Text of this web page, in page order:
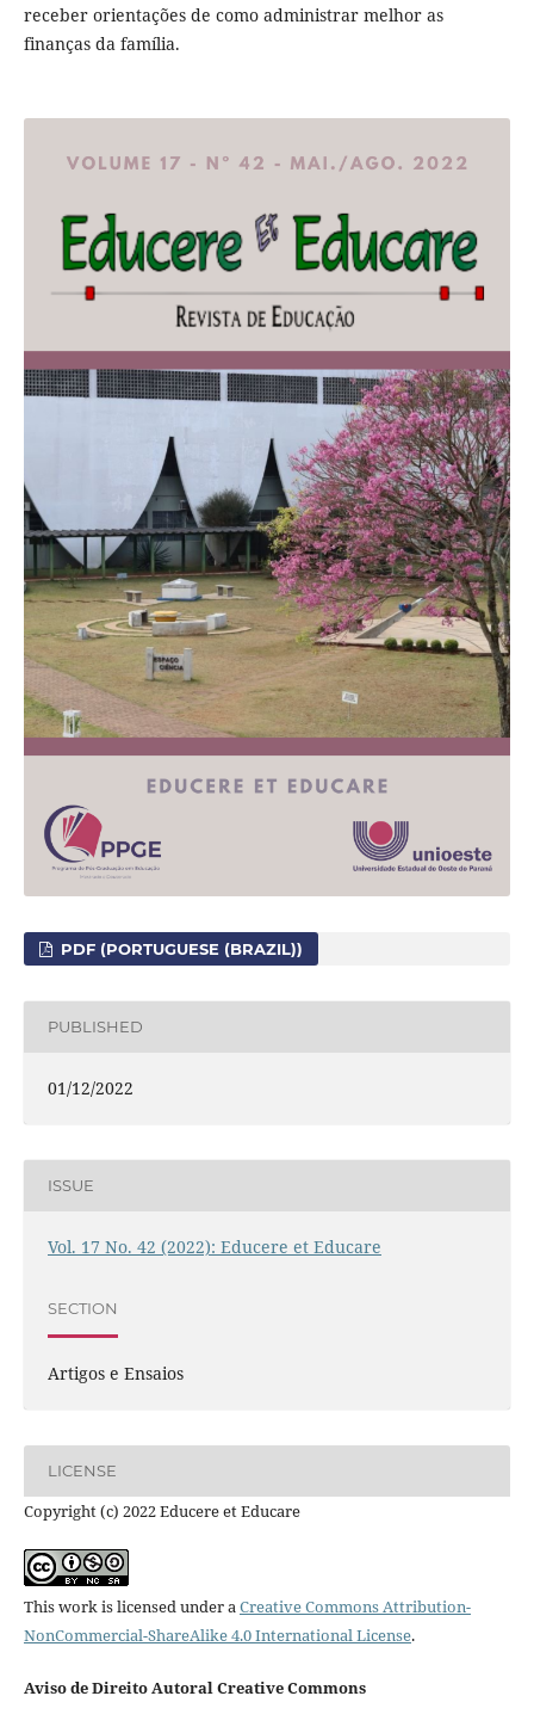
receber orientações de como administrar melhor as
finanças da família.
PDF (PORTUGUESE (BRAZIL))
PUBLISHED
01/12/2022
ISSUE
Vol. 17 No. 42 (2022): Educere et Educare
SECTION
Artigos e Ensaios
LICENSE
Copyright (c) 2022 Educere et Educare
This work is licensed under aCreative Commons Attribution-
NonCommercial-ShareAlike 4.0 International License.
Aviso de Direito Autoral Creative Commons